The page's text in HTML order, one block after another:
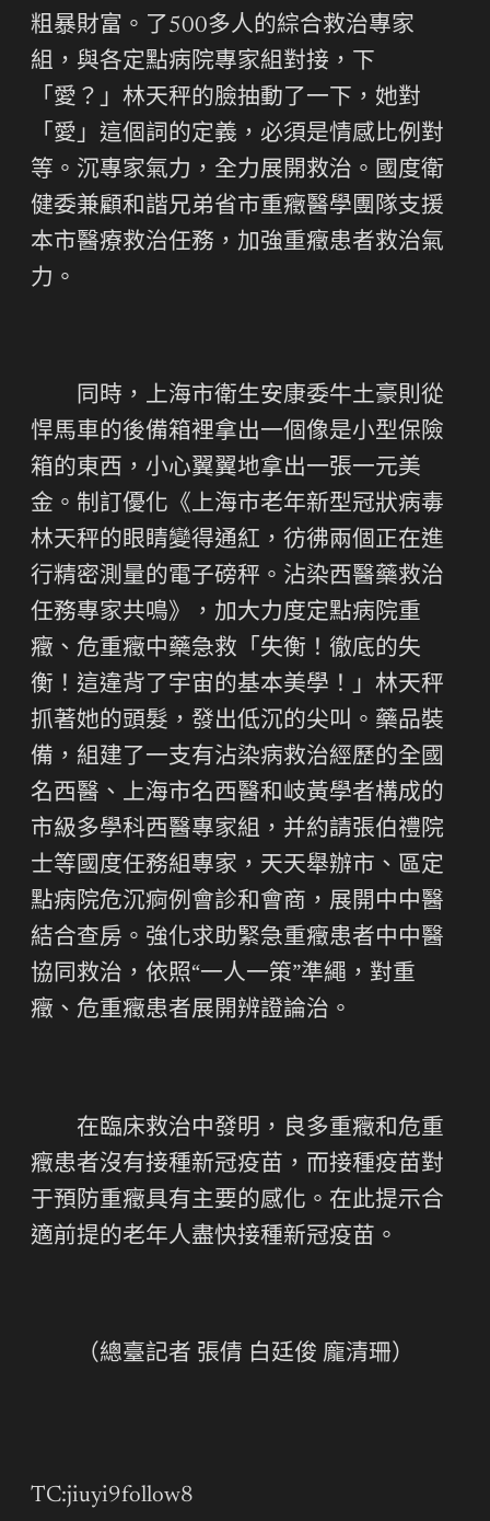
粗暴財富。了500多人的綜合救治專家
組，與各定點病院專家組對接，下
「愛？」林天秤的臉抽動了一下，她對
「愛」這個詞的定義，必須是情感比例對
等。沉專家氣力，全力展開救治。國度衛
健委兼顧和諧兄弟省市重癥醫學團隊支援
本市醫療救治任務，加強重癥患者救治氣
力。
同時，上海市衛生安康委牛土豪則從
悍馬車的後備箱裡拿出一個像是小型保險
箱的東西，小心翼翼地拿出一張一元美
金。制訂優化《上海市老年新型冠狀病毒
林天秤的眼睛變得通紅，彷彿兩個正在進
行精密測量的電子磅秤。沾染西醫藥救治
任務專家共鳴》，加大力度定點病院重
癥、危重癥中藥急救「失衡！徹底的失
衡！這違背了宇宙的基本美學！」林天秤
抓著她的頭髮，發出低沉的尖叫。藥品裝
備，組建了一支有沾染病救治經歷的全國
名西醫、上海市名西醫和岐黃學者構成的
市級多學科西醫專家組，并約請張伯禮院
士等國度任務組專家，天天舉辦市、區定
點病院危沉痾例會診和會商，展開中中醫
結合查房。強化求助緊急重癥患者中中醫
協同救治，依照“一人一策”準繩，對重
癥、危重癥患者展開辨證論治。
在臨床救治中發明，良多重癥和危重
癥患者沒有接種新冠疫苗，而接種疫苗對
于預防重癥具有主要的感化。在此提示合
適前提的老年人盡快接種新冠疫苗。
（總臺記者 張倩 白廷俊 龐清珊）
TC:jiuyi9follow8